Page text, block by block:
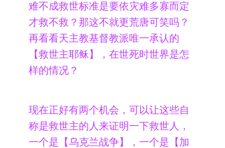
难不成救世标准是要依灾难多寡而定
才救不救？那这不就更荒唐可笑吗？
再看看天主教基督教派唯一承认的
【救世主耶稣】，在世死时世界是怎
样的情况？
现在正好有两个机会，可以让这些自
称是救世主的人来证明一下救世人，
一个是【乌克兰战争】，一个是【加